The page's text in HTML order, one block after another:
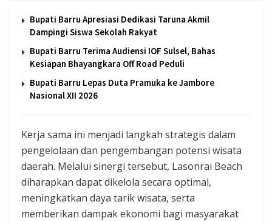
Bupati Barru Apresiasi Dedikasi Taruna Akmil
Dampingi Siswa Sekolah Rakyat
Bupati Barru Terima Audiensi IOF Sulsel, Bahas
Kesiapan Bhayangkara Off Road Peduli
Bupati Barru Lepas Duta Pramuka ke Jambore
Nasional XII 2026
Kerja sama ini menjadi langkah strategis dalam
pengelolaan dan pengembangan potensi wisata
daerah. Melalui sinergi tersebut, Lasonrai Beach
diharapkan dapat dikelola secara optimal,
meningkatkan daya tarik wisata, serta
memberikan dampak ekonomi bagi masyarakat